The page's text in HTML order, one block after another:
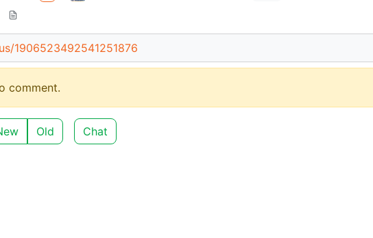
1906523492541251876
comment.
Old Chat